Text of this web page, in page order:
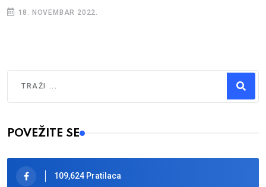
18. NOVEMBAR 2022.
Type 2 or more characters for results.
POVEŽITE SE
109,624 Pratilaca